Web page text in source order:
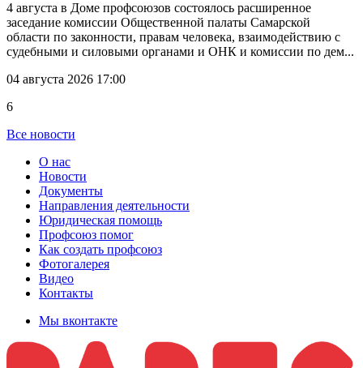
4 августа в Доме профсоюзов состоялось расширенное
заседание комиссии Общественной палаты Самарской
области по законности, правам человека, взаимодействию с
судебными и силовыми органами и ОНК и комиссии по дем...
04 августа 2026 17:00
6
Все новости
О нас
Новости
Документы
Направления деятельности
Юридическая помощь
Профсоюз помог
Как создать профсоюз
Фотогалерея
Видео
Контакты
Мы вконтакте